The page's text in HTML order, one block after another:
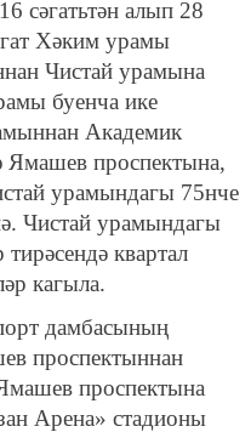
сәгатьтән алып 28
Хәким урамы
Чистай урамына
буенча ике
Академик
проспектына,
урамындагы 75нче
Чистай урамындагы
квартал
кагыла.
дамбасының
проспектыннан
проспектына
Арена» стадионы